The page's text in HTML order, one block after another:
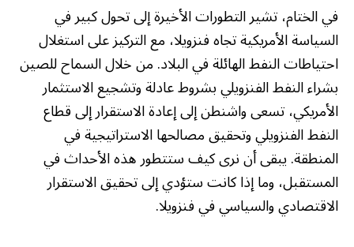
في الختام، تشير التطورات الأخيرة إلى تحول كبير في
السياسة الأمريكية تجاه فنزويلا، مع التركيز على استغلال
احتياطات النفط الهائلة في البلاد. من خلال السماح للصين
بشراء النفط الفنزويلي بشروط عادلة وتشجيع الاستثمار
الأمريكي، تسعى واشنطن إلى إعادة الاستقرار إلى قطاع
النفط الفنزويلي وتحقيق مصالحها الاستراتيجية في
المنطقة. يبقى أن نرى كيف ستتطور هذه الأحداث في
المستقبل، وما إذا كانت ستؤدي إلى تحقيق الاستقرار
الاقتصادي والسياسي في فنزويلا.